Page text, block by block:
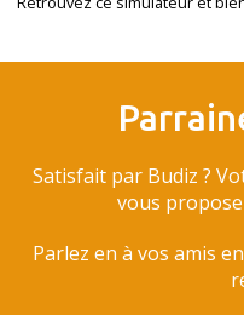
Satisfait par Budiz ?
vous
Parlez en à vos amis